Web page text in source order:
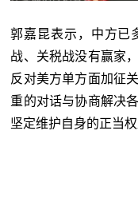
郭嘉昆表示，中方已
战、关税战没有赢家
反对美方单方面加征
重的对话与协商解决
坚定维护自身的正当权